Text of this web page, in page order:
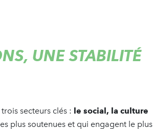
UNE STABILITÉ
secteurs clés : le social, la culture
plus soutenues et qui engagent le plus